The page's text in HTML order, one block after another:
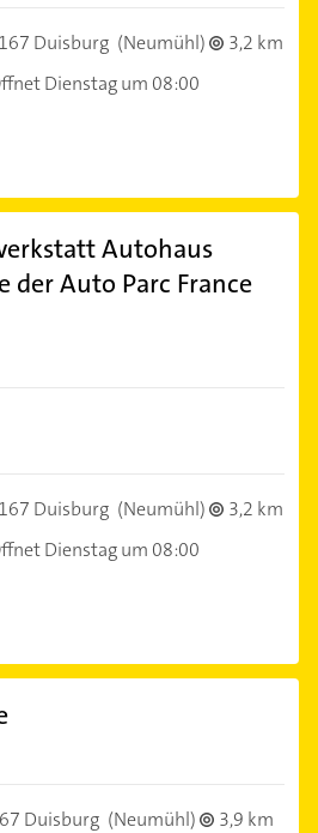
Duisburg (Neumühl)
3,2 km
Dienstag um 08:00
Autohaus
der Auto Parc France
Duisburg (Neumühl)
3,2 km
Dienstag um 08:00
Duisburg (Neumühl)
3,9 km